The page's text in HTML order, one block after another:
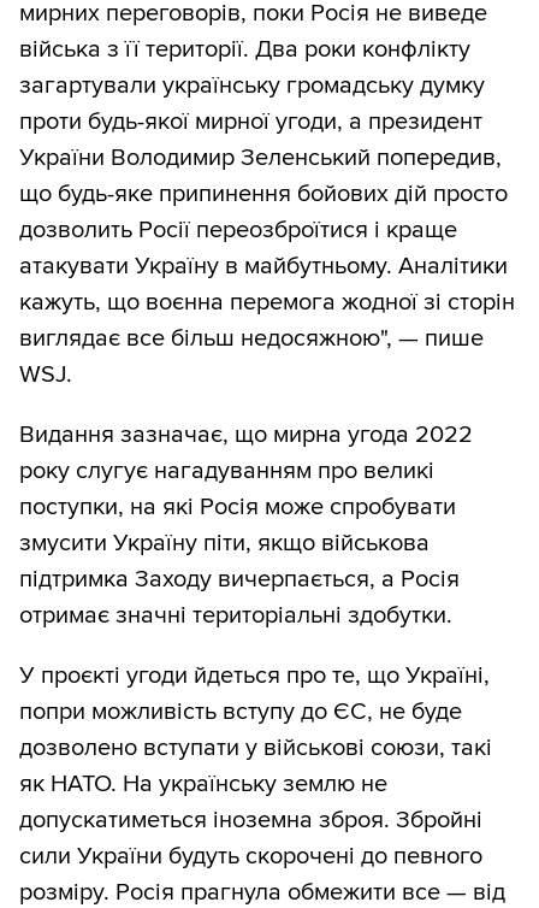
мирних переговорів, поки Росія не виведе
війська з її території. Два роки конфлікту
загартували українську громадську думку
проти будь-якої мирної угоди, а президент
України Володимир Зеленський попередив,
що будь-яке припинення бойових дій просто
дозволить Росії переозброїтися і краще
атакувати Україну в майбутньому. Аналітики
кажуть, що воєнна перемога жодної зі сторін
виглядає все більш недосяжною", — пише
WSJ.
Видання зазначає, що мирна угода 2022
року слугує нагадуванням про великі
поступки, на які Росія може спробувати
змусити Україну піти, якщо військова
підтримка Заходу вичерпається, а Росія
отримає значні територіальні здобутки.
У проєкті угоди йдеться про те, що Україні,
попри можливість вступу до ЄС, не буде
дозволено вступати у військові союзи, такі
як НАТО. На українську землю не
допускатиметься іноземна зброя. Збройні
сили України будуть скорочені до певного
розміру. Росія прагнула обмежити все — від